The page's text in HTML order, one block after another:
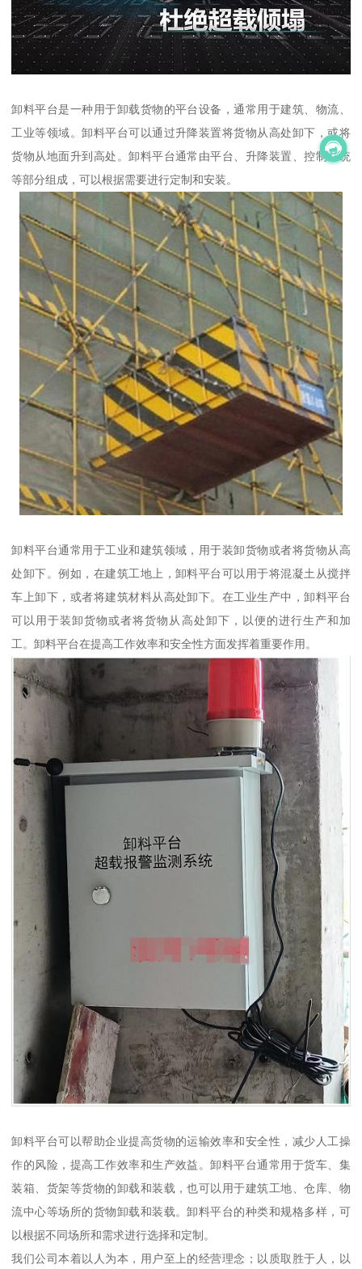
卸料平台是一种用于卸载货物的平台设备，通常用于建筑、物流、
工业等领域。卸料平台可以通过升降装置将货物从高处卸下，或将
货物从地面升到高处。卸料平台通常由平台、升降装置、控制系统
等部分组成，可以根据需要进行定制和安装。
卸料平台通常用于工业和建筑领域，用于装卸货物或者将货物从高
处卸下。例如，在建筑工地上，卸料平台可以用于将混凝土从搅拌
车上卸下，或者将建筑材料从高处卸下。在工业生产中，卸料平台
可以用于装卸货物或者将货物从高处卸下，以便的进行生产和加
工。卸料平台在提高工作效率和安全性方面发挥着重要作用。
卸料平台可以帮助企业提高货物的运输效率和安全性，减少人工操
作的风险，提高工作效率和生产效益。卸料平台通常用于货车、集
装箱、货架等货物的卸载和装载，也可以用于建筑工地、仓库、物
流中心等场所的货物卸载和装载。卸料平台的种类和规格多样，可
以根据不同场所和需求进行选择和定制。
我们公司本着以人为本，用户至上的经营理念；以质取胜于人，以